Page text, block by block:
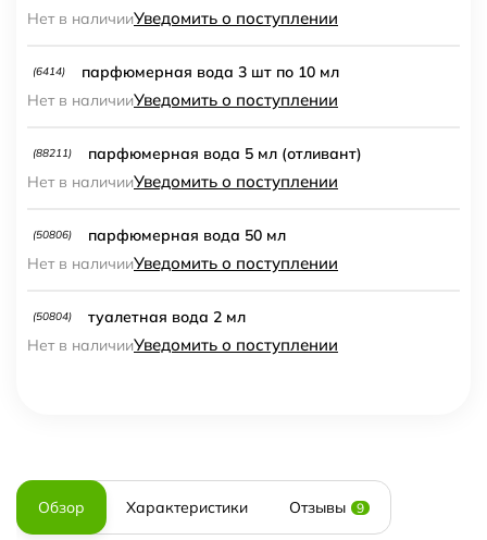
Нет в наличииУведомить о поступлении
(6414)
парфюмерная вода 3 шт по 10 мл
Нет в наличииУведомить о поступлении
(88211)
парфюмерная вода 5 мл (отливант)
Нет в наличииУведомить о поступлении
(50806)
парфюмерная вода 50 мл
Нет в наличииУведомить о поступлении
(50804)
туалетная вода 2 мл
Нет в наличииУведомить о поступлении
Обзор Характеристики Отзывы 9